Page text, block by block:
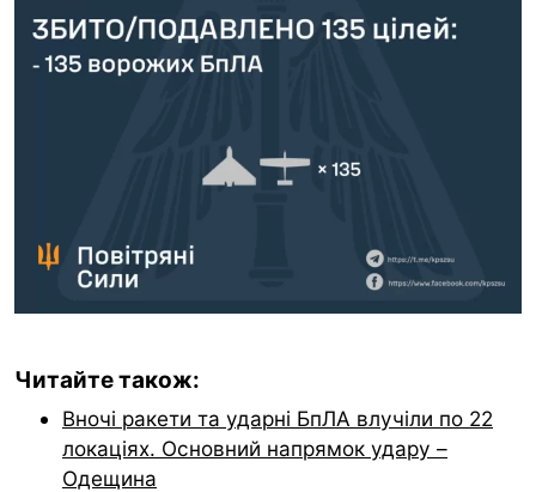
Читайте також:
Вночі ракети та ударні БпЛА влучіли по 22
локаціях. Основний напрямок удару –
Одещина